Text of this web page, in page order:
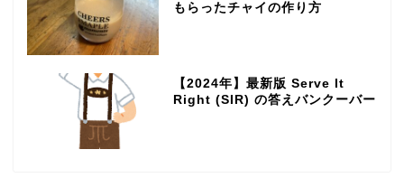
もらったチャイの作り方
【2024年】最新版 Serve It
Right (SIR) の答えバンクーバー